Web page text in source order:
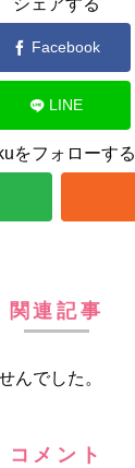
シェアする
Facebook
LINE
をフォローする
関連記事
んでした。
コメント